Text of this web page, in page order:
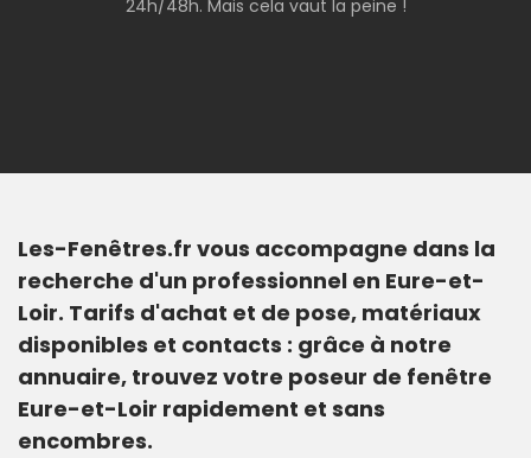
24h/48h. Mais cela vaut la peine !
Les-Fenêtres.fr vous accompagne dans la
recherche d'un professionnel en Eure-et-
Loir. Tarifs d'achat et de pose, matériaux
disponibles et contacts : grâce à notre
annuaire, trouvez votre poseur de fenêtre
Eure-et-Loir rapidement et sans
encombres.